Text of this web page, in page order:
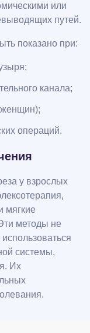
или
путей.
показано при:
канала;
операций.
у взрослых
мягкие
методы не
системы,
Их